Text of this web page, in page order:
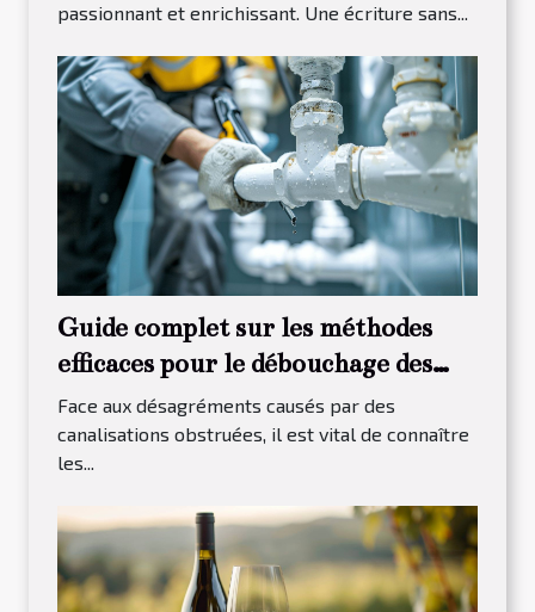
passionnant et enrichissant. Une écriture sans...
Guide complet sur les méthodes
efficaces pour le débouchage des
canalisations
Face aux désagréments causés par des
canalisations obstruées, il est vital de connaître
les...